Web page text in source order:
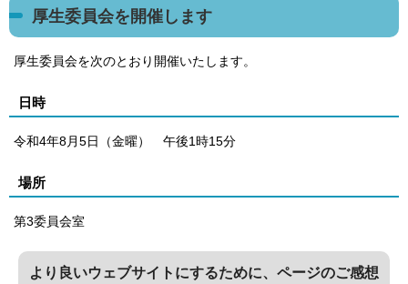
厚生委員会を開催します
厚生委員会を次のとおり開催いたします。
日時
令和4年8月5日（金曜） 午後1時15分
場所
第3委員会室
より良いウェブサイトにするために、ページのご感想